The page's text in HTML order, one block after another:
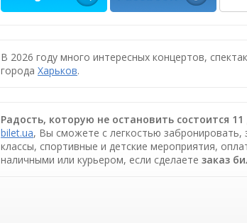
В 2026 году много интересных концертов,
города Харьков.
Радость, которую не остановить состоится
bilet.ua, Вы сможете с легкостью забронировать,
классы, спортивные и детские мероприятия,
наличными или курьером, если сделаете заказ